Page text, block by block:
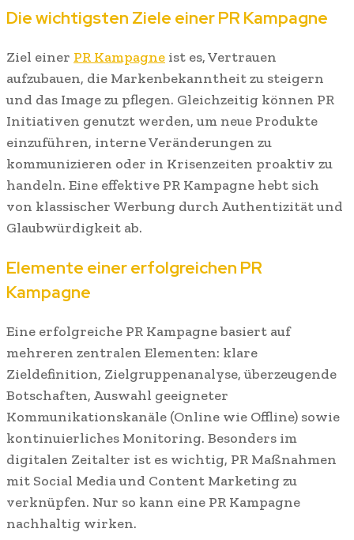
Die wichtigsten Ziele einer PR Kampagne
Ziel einer PR Kampagne ist es, Vertrauen
aufzubauen, die Markenbekanntheit zu steigern
und das Image zu pflegen. Gleichzeitig können PR
Initiativen genutzt werden, um neue Produkte
einzuführen, interne Veränderungen zu
kommunizieren oder in Krisenzeiten proaktiv zu
handeln. Eine effektive PR Kampagne hebt sich
von klassischer Werbung durch Authentizität und
Glaubwürdigkeit ab.
Elemente einer erfolgreichen PR
Kampagne
Eine erfolgreiche PR Kampagne basiert auf
mehreren zentralen Elementen: klare
Zieldefinition, Zielgruppenanalyse, überzeugende
Botschaften, Auswahl geeigneter
Kommunikationskanäle (Online wie Offline) sowie
kontinuierliches Monitoring. Besonders im
digitalen Zeitalter ist es wichtig, PR Maßnahmen
mit Social Media und Content Marketing zu
verknüpfen. Nur so kann eine PR Kampagne
nachhaltig wirken.